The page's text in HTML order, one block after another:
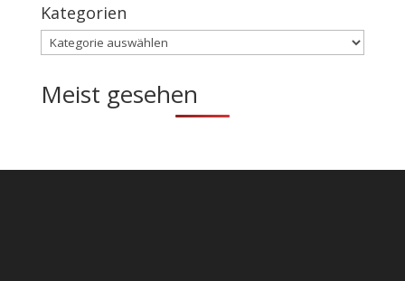
Kategorien
Kategorien
Meist gesehen